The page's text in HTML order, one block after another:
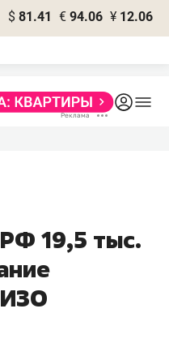
$ 81.41 € 94.06 ¥ 12.06
19,5 тыс.